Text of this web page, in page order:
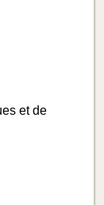
et de